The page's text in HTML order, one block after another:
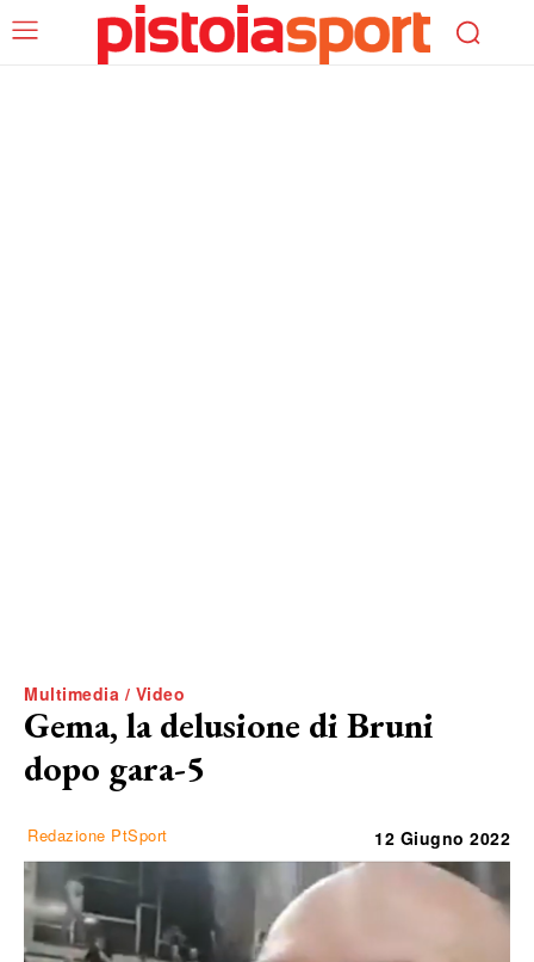
Multimedia / Video
Gema, la delusione di Bruni
dopo gara-5
Redazione PtSport 12 Giugno 2022